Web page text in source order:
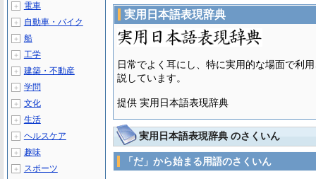
実用日本語表現辞典
日常でよく耳にし、特に実用的な場面で利
説しています。
提供 実用日本語表現辞典
実用日本語表現辞典 のさくいん
「だ」から始まる用語のさくいん
＋ 電車
＋ 自動車・バイク
＋ 船
＋ 工学
＋ 建築・不動産
＋ 学問
＋ 文化
＋ 生活
＋ ヘルスケア
＋ 趣味
＋ スポーツ